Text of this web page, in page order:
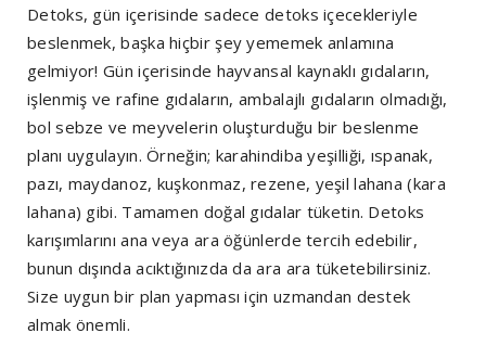
Detoks, gün içerisinde sadece detoks içecekleriyle
beslenmek, başka hiçbir şey yememek anlamına
gelmiyor! Gün içerisinde hayvansal kaynaklı gıdaların,
işlenmiş ve rafine gıdaların, ambalajlı gıdaların olmadığı,
bol sebze ve meyvelerin oluşturduğu bir beslenme
planı uygulayın. Örneğin; karahindiba yeşilliği, ıspanak,
pazı, maydanoz, kuşkonmaz, rezene, yeşil lahana (kara
lahana) gibi. Tamamen doğal gıdalar tüketin. Detoks
karışımlarını ana veya ara öğünlerde tercih edebilir,
bunun dışında acıktığınızda da ara ara tüketebilirsiniz.
Size uygun bir plan yapması için uzmandan destek
almak önemli.